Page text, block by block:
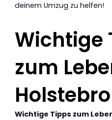
deinem Umzug zu helfen!
Wichtige
zum
Holstebro
Wichtige Tipps zum